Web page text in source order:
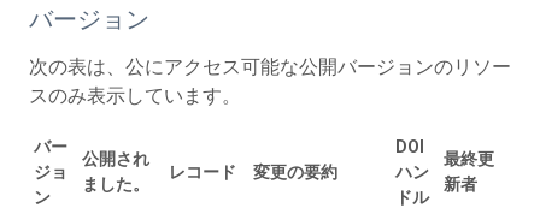
バージョン
次の表は、公にアクセス可能な公開バージョンのリソー
スのみ表示しています。
バー
ジョ
ン
公開され
ました。
レコード 変更の要約
DOI
ハン
ドル
最終更
新者